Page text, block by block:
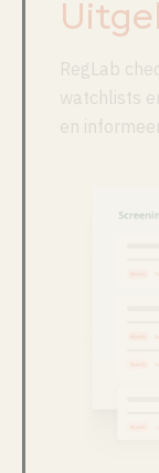
RegLab
watchlists
en